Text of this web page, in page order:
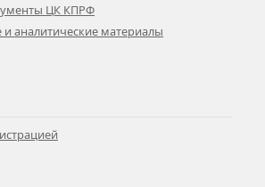
ЦК КПРФ
аналитические материалы